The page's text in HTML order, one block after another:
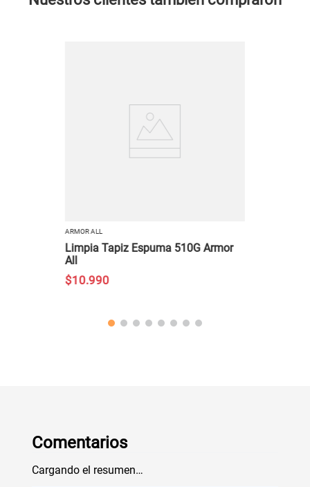
ARMOR ALL
Limpia Tapiz Espuma 510G Armor
All
$10.990
Comentarios
Cargando el resumen…